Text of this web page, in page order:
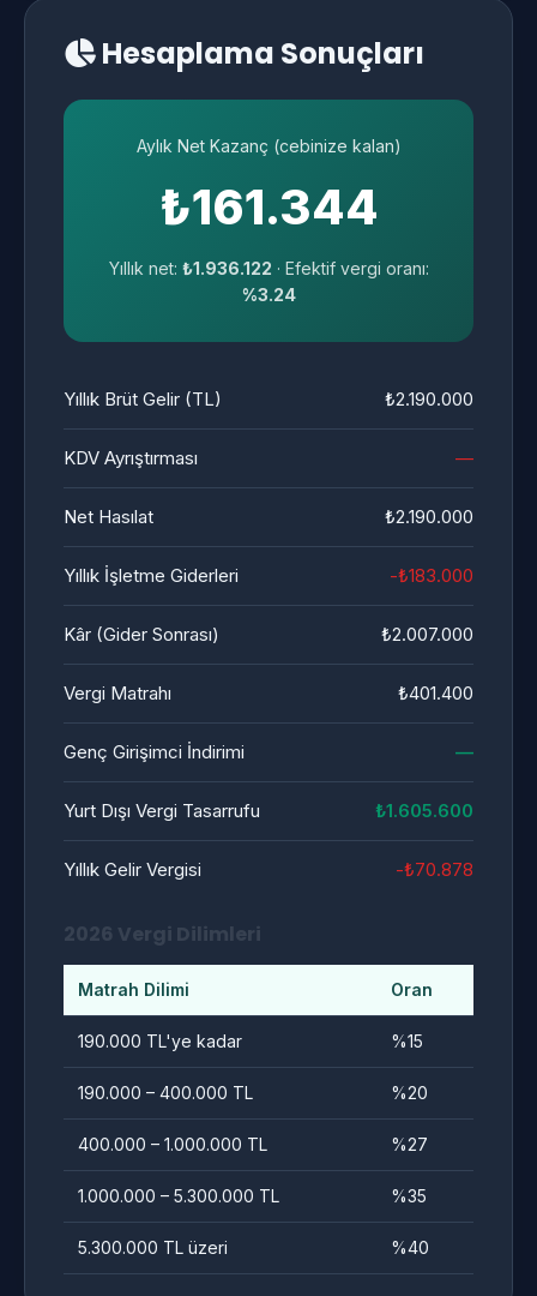
Hesaplama Sonuçları
Aylık Net Kazanç (cebinize kalan)
₺161.344
Yıllık net: ₺1.936.122 · Efektif vergi oranı:
%3.24
Yıllık Brüt Gelir (TL) ₺2.190.000
KDV Ayrıştırması —
Net Hasılat ₺2.190.000
Yıllık İşletme Giderleri -₺183.000
Kâr (Gider Sonrası) ₺2.007.000
Vergi Matrahı ₺401.400
Genç Girişimci İndirimi —
Yurt Dışı Vergi Tasarrufu ₺1.605.600
Yıllık Gelir Vergisi -₺70.878
2026 Vergi Dilimleri
Matrah Dilimi Oran
190.000 TL'ye kadar %15
190.000 – 400.000 TL %20
400.000 – 1.000.000 TL %27
1.000.000 – 5.300.000 TL %35
5.300.000 TL üzeri %40